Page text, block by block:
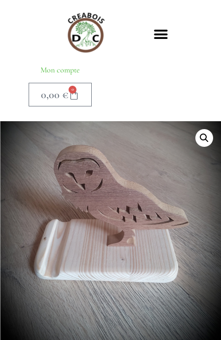
Mon compte
0,00 € 0